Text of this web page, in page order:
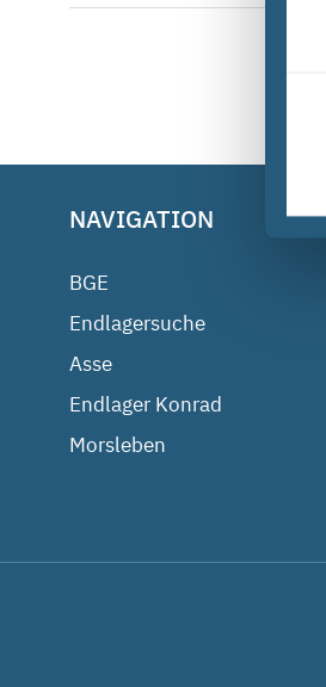
NAVIGATION
BGE
Endlagersuche
Asse
Endlager Konrad
Morsleben